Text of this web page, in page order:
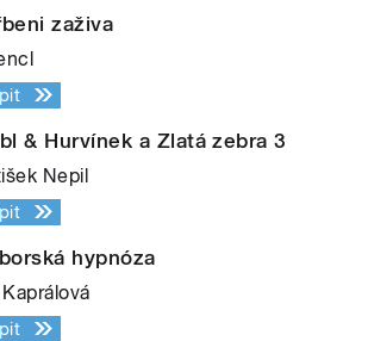
zaživa
& Hurvínek a Zlatá zebra 3
Nepil
hypnóza